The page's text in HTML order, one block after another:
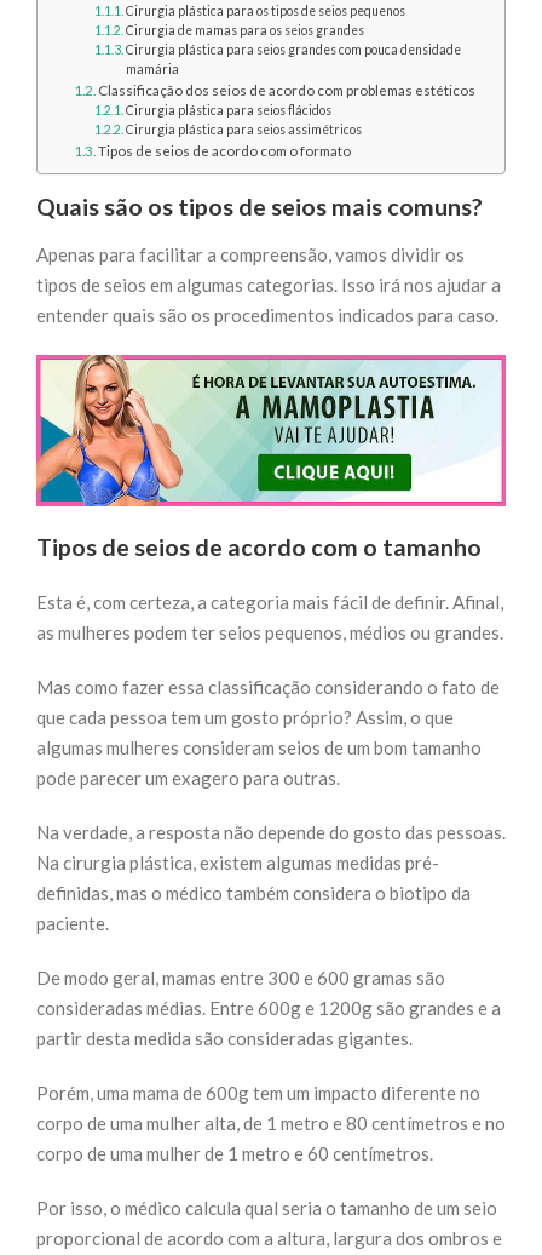
Cirurgia plástica para os tipos de seios pequenos
Cirurgia de mamas para os seios grandes
Cirurgia plástica para seios grandes com pouca densidade
mamária
Classificação dos seios de acordo com problemas estéticos
Cirurgia plástica para seios flácidos
Cirurgia plástica para seios assimétricos
Tipos de seios de acordo com o formato
Quais são os tipos de seios mais comuns?
Apenas para facilitar a compreensão, vamos dividir os
tipos de seios em algumas categorias. Isso irá nos ajudar a
entender quais são os procedimentos indicados para caso.
Tipos de seios de acordo com o tamanho
Esta é, com certeza, a categoria mais fácil de definir. Afinal,
as mulheres podem ter seios pequenos, médios ou grandes.
Mas como fazer essa classificação considerando o fato de
que cada pessoa tem um gosto próprio? Assim, o que
algumas mulheres consideram seios de um bom tamanho
pode parecer um exagero para outras.
Na verdade, a resposta não depende do gosto das pessoas.
Na cirurgia plástica, existem algumas medidas pré-
definidas, mas o médico também considera o biotipo da
paciente.
De modo geral, mamas entre 300 e 600 gramas são
consideradas médias. Entre 600g e 1200g são grandes e a
partir desta medida são consideradas gigantes.
Porém, uma mama de 600g tem um impacto diferente no
corpo de uma mulher alta, de 1 metro e 80 centímetros e no
corpo de uma mulher de 1 metro e 60 centímetros.
Por isso, o médico calcula qual seria o tamanho de um seio
proporcional de acordo com a altura, largura dos ombros e